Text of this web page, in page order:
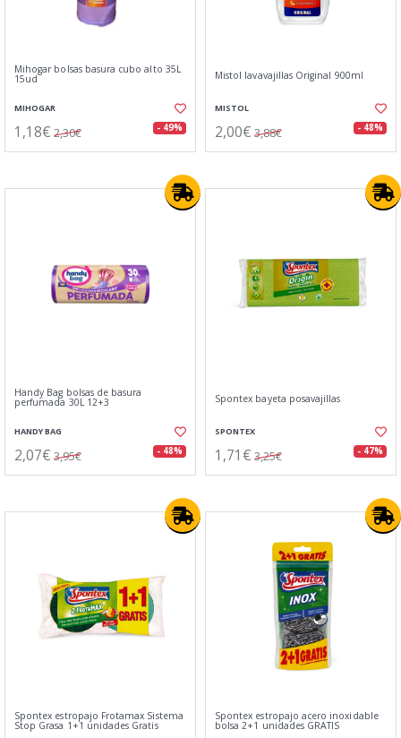
Mihogar bolsas basura cubo alto 35L
15ud
MIHOGAR
1,18€ 2,30€ - 49%
Mistol lavavajillas Original 900ml
MISTOL
2,00€ 3,88€ - 48%
Handy Bag bolsas de basura
perfumada 30L 12+3
HANDY BAG
2,07€ 3,95€ - 48%
Spontex bayeta posavajillas
SPONTEX
1,71€ 3,25€ - 47%
Spontex estropajo Frotamax Sistema
Stop Grasa 1+1 unidades Gratis
Spontex estropajo acero inoxidable
bolsa 2+1 unidades GRATIS